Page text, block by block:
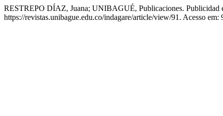
RESTREPO DÍAZ, Juana; UNIBAGUÉ, Publicaciones. Publicidad
https://revistas.unibague.edu.co/indagare/article/view/91. Acesso em: